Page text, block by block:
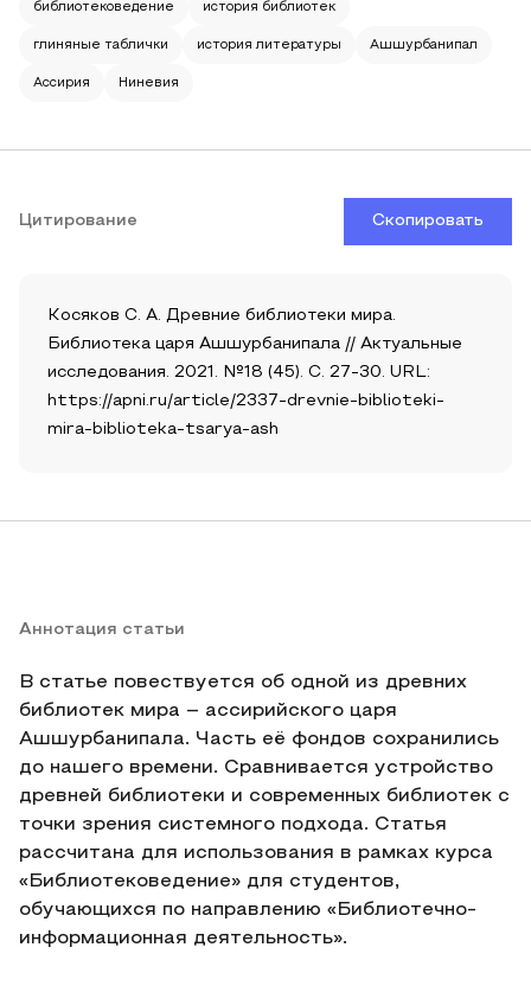
библиотековедение история библиотек
глиняные таблички история литературы Ашшурбанипал
Ассирия Ниневия
Цитирование Скопировать
Косяков С. А. Древние библиотеки мира.
Библиотека царя Ашшурбанипала // Актуальные
исследования. 2021. №18 (45). С. 27-30. URL:
https://apni.ru/article/2337-drevnie-biblioteki-
mira-biblioteka-tsarya-ash
Аннотация статьи
В статье повествуется об одной из древних
библиотек мира – ассирийского царя
Ашшурбанипала. Часть её фондов сохранились
до нашего времени. Сравнивается устройство
древней библиотеки и современных библиотек с
точки зрения системного подхода. Статья
рассчитана для использования в рамках курса
«Библиотековедение» для студентов,
обучающихся по направлению «Библиотечно-
информационная деятельность».